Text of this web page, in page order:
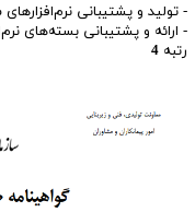
- تولید و پشتیبانی
- ارائه و پشتیبانی بسته‌های
رتبه4